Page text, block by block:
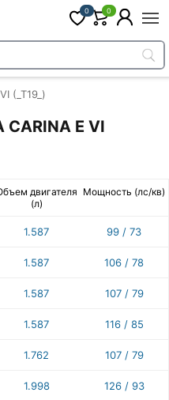
0 0
(_T19_)
E VI
двигателя
(л)
Мощность (лс/кв)
1.587 99 / 73
1.587 106 / 78
1.587 107 / 79
1.587 116 / 85
1.762 107 / 79
1.998 126 / 93